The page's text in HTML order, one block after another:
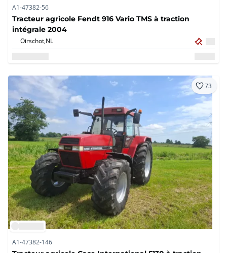
A1-47382-56
Tracteur agricole Fendt 916 Vario TMS à traction
intégrale 2004
Oirschot,NL
73
A1-47382-146